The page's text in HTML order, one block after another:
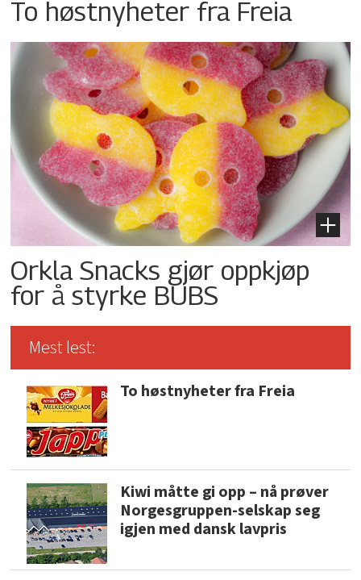
To høstnyheter fra Freia
Orkla Snacks gjør oppkjøp
for å styrke BUBS
Mest lest:
To høstnyheter fra Freia
Kiwi måtte gi opp – nå prøver
Norgesgruppen-selskap seg
igjen med dansk lavpris